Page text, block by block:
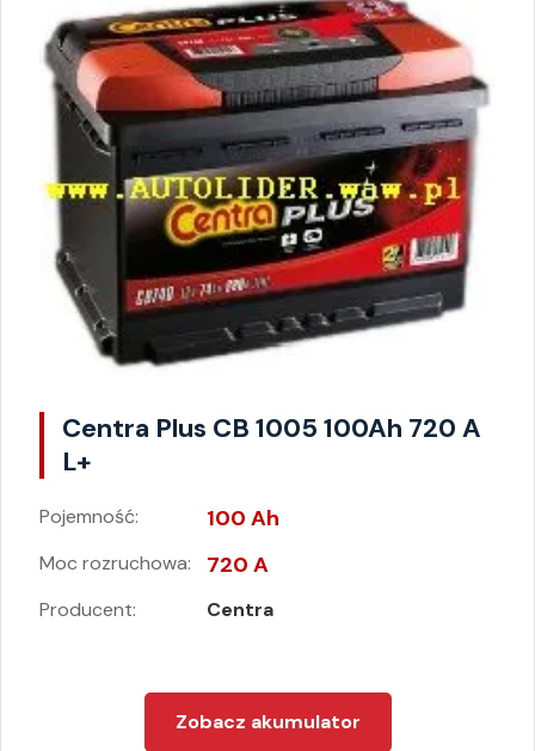
Centra Plus CB 1005 100Ah 720 A
L+
Pojemność: 100 Ah
Moc rozruchowa: 720 A
Producent: Centra
Zobacz akumulator